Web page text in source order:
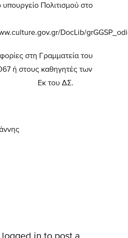
Πολιτισμού στο
DocLib/
στη Γραμματεία του
ή στους καθηγητές των
του ΔΣ.
logged in to post a